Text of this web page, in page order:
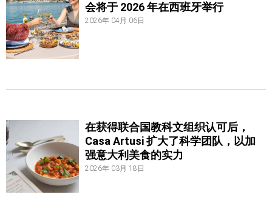
会将于 2026 年在西班牙举行
2026年 04月 06日
在获得联合国教科文组织认可后，
Casa Artusi 扩大了科学团队，以加
强意大利美食的实力
2026年 03月 18日